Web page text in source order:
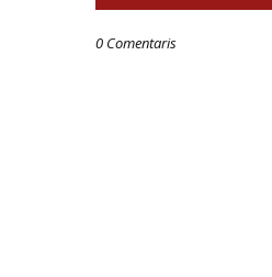
0 Comentaris